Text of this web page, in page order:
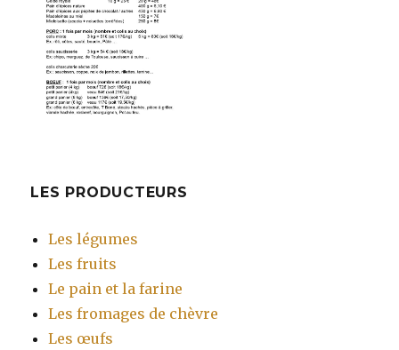
LES PRODUCTEURS
Les légumes
Les fruits
Le pain et la farine
Les fromages de chèvre
Les œufs